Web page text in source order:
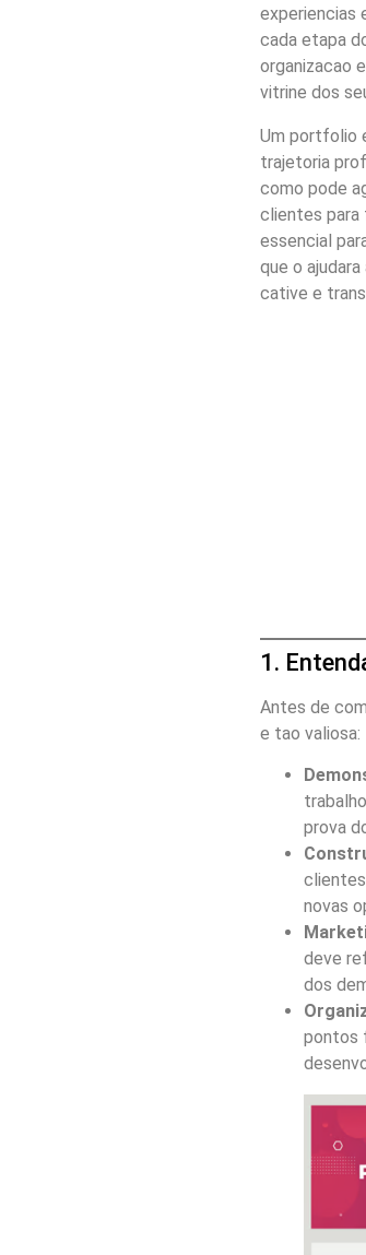
experiencias
cada etapa
organizacao
vitrine dos
Um portfolio
trajetoria
como pode
clientes para
essencial
que o
cative e
1.
Antes de
e tao valiosa:
prova
novas
deve
dos
pontos